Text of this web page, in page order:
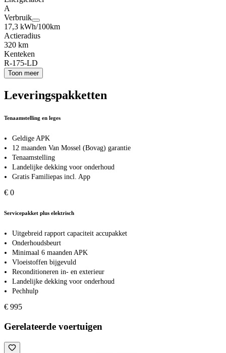
A
Verbruik
17,3 kWh/100km
Actieradius
320 km
Kenteken
R-175-LD
Toon meer
Leveringspakketten
Tenaamstelling en leges
Geldige APK
12 maanden Van Mossel (Bovag) garantie
Tenaamstelling
Landelijke dekking voor onderhoud
Gratis Familiepas incl. App
€ 0
Servicepakket plus elektrisch
Uitgebreid rapport capaciteit accupakket
Onderhoudsbeurt
Minimaal 6 maanden APK
Vloeistoffen bijgevuld
Reconditioneren in- en exterieur
Landelijke dekking voor onderhoud
Pechhulp
€ 995
Gerelateerde voertuigen